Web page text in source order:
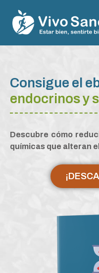
Consigue el
endocrinos y
Descubre cómo
químicas que alteran